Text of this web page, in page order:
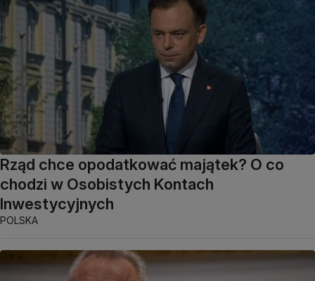
Rząd chce opodatkować majątek? O co
chodzi w Osobistych Kontach
Inwestycyjnych
POLSKA